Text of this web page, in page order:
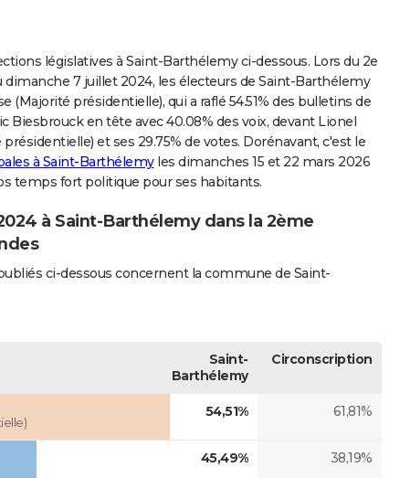
législatives à Saint-Barthélemy ci-dessous. Lors du 2e
7 juillet 2024, les électeurs de Saint-Barthélemy
(Majorité présidentielle), qui a raflé 54.51% des bulletins de
Biesbrouck en tête avec 40.08% des voix, devant Lionel
et ses 29.75% de votes. Dorénavant, c'est le
à Saint-Barthélemyles dimanches 15 et 22 mars 2026
temps fort politique pour ses habitants.
à Saint-Barthélemy dans la 2ème
ci-dessous concernent la commune de Saint-
Saint-
Barthélemy
Circonscription
54,51% 61,81%
45,49% 38,19%